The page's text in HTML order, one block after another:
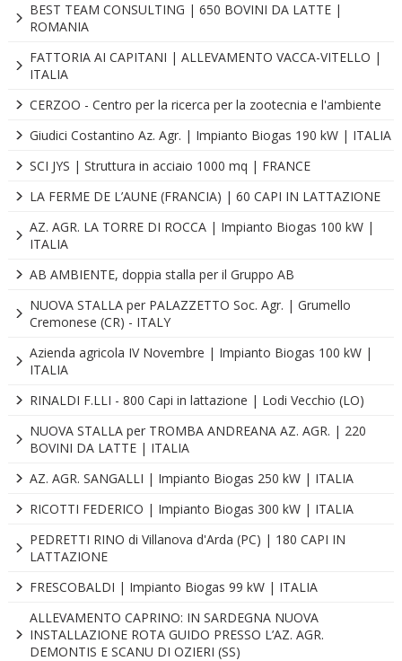
BEST TEAM CONSULTING | 650 BOVINI DA LATTE |
ROMANIA
FATTORIA AI CAPITANI | ALLEVAMENTO VACCA-VITELLO |
ITALIA
CERZOO - Centro per la ricerca per la zootecnia e l'ambiente
Giudici Costantino Az. Agr. | Impianto Biogas 190 kW | ITALIA
SCI JYS | Struttura in acciaio 1000 mq | FRANCE
LA FERME DE L’AUNE (FRANCIA) | 60 CAPI IN LATTAZIONE
AZ. AGR. LA TORRE DI ROCCA | Impianto Biogas 100 kW |
ITALIA
AB AMBIENTE, doppia stalla per il Gruppo AB
NUOVA STALLA per PALAZZETTO Soc. Agr. | Grumello
Cremonese (CR) - ITALY
Azienda agricola IV Novembre | Impianto Biogas 100 kW |
ITALIA
RINALDI F.LLI - 800 Capi in lattazione | Lodi Vecchio (LO)
NUOVA STALLA per TROMBA ANDREANA AZ. AGR. | 220
BOVINI DA LATTE | ITALIA
AZ. AGR. SANGALLI | Impianto Biogas 250 kW | ITALIA
RICOTTI FEDERICO | Impianto Biogas 300 kW | ITALIA
PEDRETTI RINO di Villanova d'Arda (PC) | 180 CAPI IN
LATTAZIONE
FRESCOBALDI | Impianto Biogas 99 kW | ITALIA
ALLEVAMENTO CAPRINO: IN SARDEGNA NUOVA
INSTALLAZIONE ROTA GUIDO PRESSO L’AZ. AGR.
DEMONTIS E SCANU DI OZIERI (SS)